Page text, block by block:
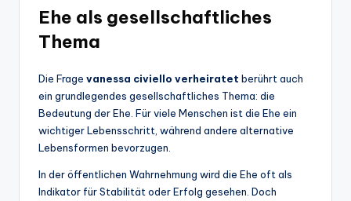
Ehe als gesellschaftliches
Thema
Die Frage vanessa civiello verheiratet berührt auch
ein grundlegendes gesellschaftliches Thema: die
Bedeutung der Ehe. Für viele Menschen ist die Ehe ein
wichtiger Lebensschritt, während andere alternative
Lebensformen bevorzugen.
In der öffentlichen Wahrnehmung wird die Ehe oft als
Indikator für Stabilität oder Erfolg gesehen. Doch